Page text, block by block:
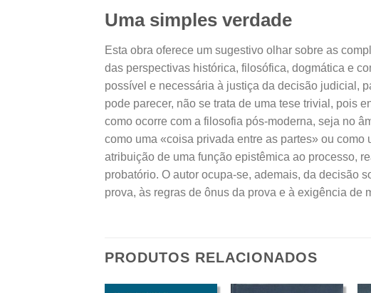
Uma simples verdade
Esta obra oferece um sugestivo olhar sobre as
das perspectivas histórica, filosófica, dogmática e
possível e necessária à justiça da decisão judicial,
pode parecer, não se trata de uma tese trivial, pois
como ocorre com a filosofia pós-moderna, seja no
como uma «coisa privada entre as partes» ou
atribuição de uma função epistêmica ao processo,
probatório. O autor ocupa-se, ademais, da decisão
prova, às regras de ônus da prova e à exigência
PRODUTOS RELACIONADOS